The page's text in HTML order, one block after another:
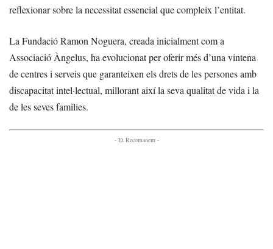
reflexionar sobre la necessitat essencial que compleix l’entitat.
La Fundació Ramon Noguera, creada inicialment com a
Associació Àngelus, ha evolucionat per oferir més d’una vintena
de centres i serveis que garanteixen els drets de les persones amb
discapacitat intel·lectual, millorant així la seva qualitat de vida i la
de les seves famílies.
- Et Recomanem -